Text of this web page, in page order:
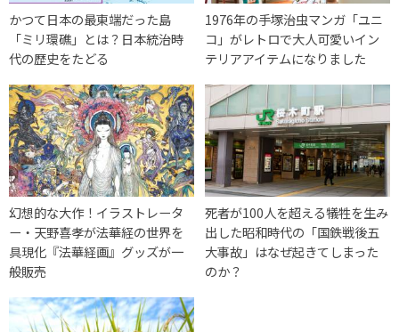
かつて日本の最東端だった島
「ミリ環礁」とは？日本統治時
代の歴史をたどる
1976年の手塚治虫マンガ「ユニ
コ」がレトロで大人可愛いイン
テリアアイテムになりました
幻想的な大作！イラストレータ
ー・天野喜孝が法華経の世界を
具現化『法華経画』グッズが一
般販売
死者が100人を超える犠牲を生み
出した昭和時代の「国鉄戦後五
大事故」はなぜ起きてしまった
のか？